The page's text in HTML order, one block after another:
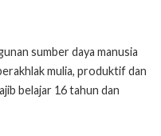
sumber daya manusia
mulia, produktif dan
belajar 16 tahun dan